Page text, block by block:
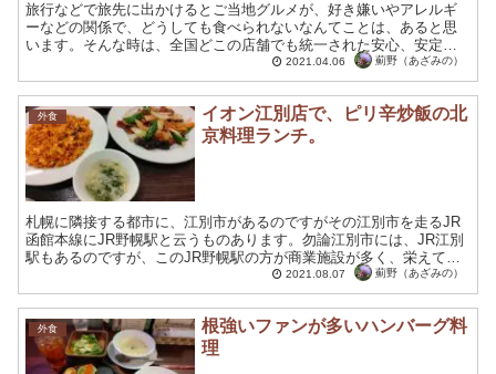
旅行などで旅先に出かけるとご当地グルメが、好き嫌いやアレルギ
ーなどの関係で、どうしても食べられないなんてことは、あると思
います。そんな時は、全国どこの店舗でも統一された安心、安定の
レストランが救世主的存在に思えてくる事でしょう。 イトーヨー...
2021.04.06 薊野（あざみの）
外食
イオン江別店で、ピリ辛炒飯の北
京料理ランチ。
札幌に隣接する都市に、江別市があるのですがその江別市を走るJR
函館本線にJR野幌駅と云うものあります。勿論江別市には、JR江別
駅もあるのですが、このJR野幌駅の方が商業施設が多く、栄えてい
る感じが致します。野幌駅の近隣には、イオンモールも２...
2021.08.07 薊野（あざみの）
外食
根強いファンが多いハンバーグ料
理